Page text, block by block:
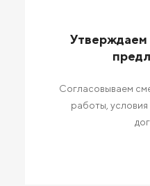
Утверждаем
Согласовываем
работы,